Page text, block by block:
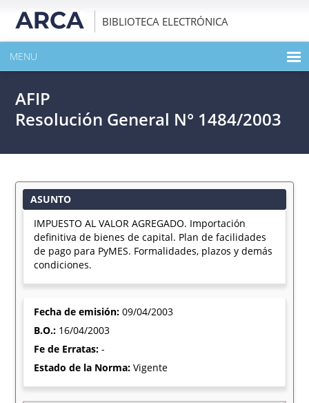
BIBLIOTECA ELECTRÓNICA
MENU
EXPANDIR TODO EL CONTENIDO DE LA PUBLICACIÓN
AFIP
Resolución General N° 1484/2003
ASUNTO
IMPUESTO AL VALOR AGREGADO. Importación
definitiva de bienes de capital. Plan de facilidades
de pago para PyMES. Formalidades, plazos y demás
condiciones.
Fecha de emisión:09/04/2003
B.O.: 16/04/2003
Fe de Erratas:-
Estado de la Norma:Vigente